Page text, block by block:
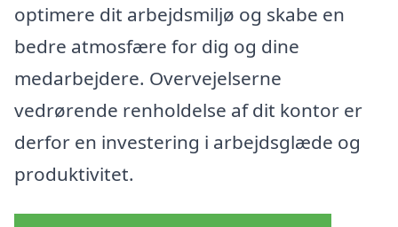
optimere dit arbejdsmiljø og skabe en
bedre atmosfære for dig og dine
medarbejdere. Overvejelserne
vedrørende renholdelse af dit kontor er
derfor en investering i arbejdsglæde og
produktivitet.